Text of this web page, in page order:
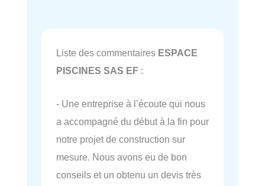
Liste des commentaires ESPACE
PISCINES SAS EF :
- Une entreprise à l’écoute qui nous
a accompagné du début à la fin pour
notre projet de construction sur
mesure. Nous avons eu de bon
conseils et un obtenu un devis très